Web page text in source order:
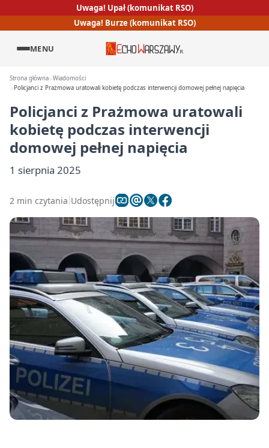
Uwaga! Upał (komunikat RSO)
Uwaga! Burze (komunikat RSO)
MENU
Strona główna Wiadomości
Policjanci z Prażmowa uratowali kobietę podczas interwencji domowej pełnej napięcia
Policjanci z Prażmowa uratowali
kobietę podczas interwencji
domowej pełnej napięcia
1 sierpnia 2025
2 min czytania Udostępnij